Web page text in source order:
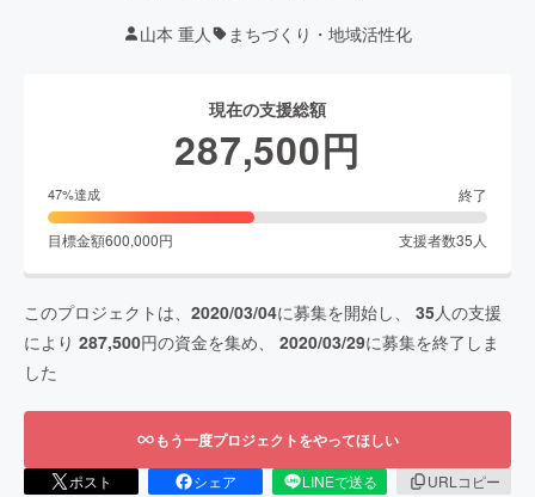
山本 重人 まちづくり・地域活性化
現在の支援総額
287,500円
47%達成 終了
目標金額600,000円 支援者数35 人
このプロジェクトは、 2020/03/04に募集を開始し、 35人の支援
により 287,500円の資金を集め、 2020/03/29に募集を終了しま
した
もう一度プロジェクトをやってほしい
ポスト シェア LINEで送る
URLコピー